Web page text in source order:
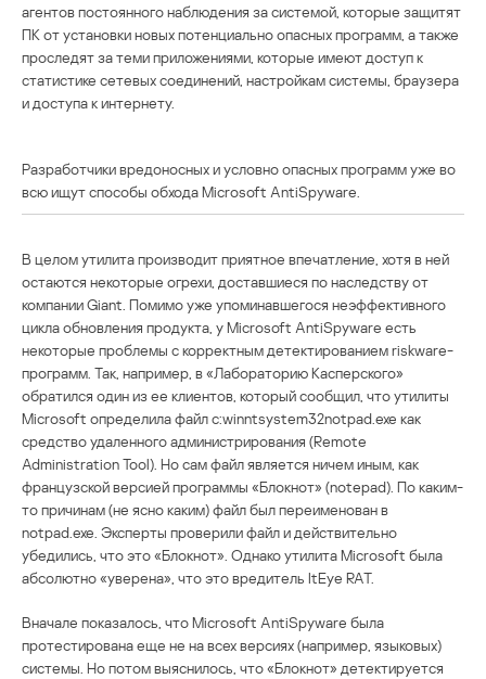
агентов постоянного наблюдения за системой, которые защитят
ПК от установки новых потенциально опасных программ, а также
проследят за теми приложениями, которые имеют доступ к
статистике сетевых соединений, настройкам системы, браузера
и доступа к интернету.
Разработчики вредоносных и условно опасных программ уже во
всю ищут способы обхода Microsoft AntiSpyware.
В целом утилита производит приятное впечатление, хотя в ней
остаются некоторые огрехи, доставшиеся по наследству от
компании Giant. Помимо уже упоминавшегося неэффективного
цикла обновления продукта, у Microsoft AntiSpyware есть
некоторые проблемы с корректным детектированием riskware-
программ. Так, например, в «Лабораторию Касперского»
обратился один из ее клиентов, который сообщил, что утилиты
Microsoft определила файл c:winntsystem32notpad.exe как
средство удаленного администрирования (Remote
Administration Tool). Но сам файл является ничем иным, как
французской версией программы «Блокнот» (notepad). По каким-
то причинам (не ясно каким) файл был переименован в
notpad.exe. Эксперты проверили файл и действительно
убедились, что это «Блокнот». Однако утилита Microsoft была
абсолютно «уверена», что это вредитель ItEye RAT.
Вначале показалось, что Microsoft AntiSpyware была
протестирована еще не на всех версиях (например, языковых)
системы. Но потом выяснилось, что «Блокнот» детектируется